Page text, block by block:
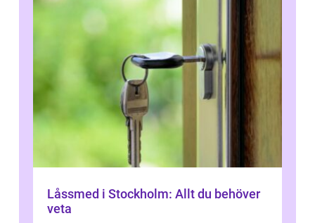
Låssmed i Stockholm: Allt du behöver
veta